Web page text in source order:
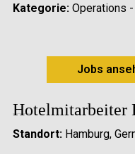
Kategorie:Operations -
Jobs
Hotelmitarbeiter
Standort:Hamburg,